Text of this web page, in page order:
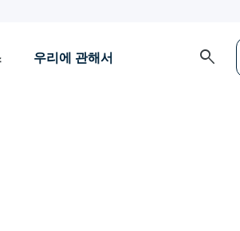
우리에 관해서 search